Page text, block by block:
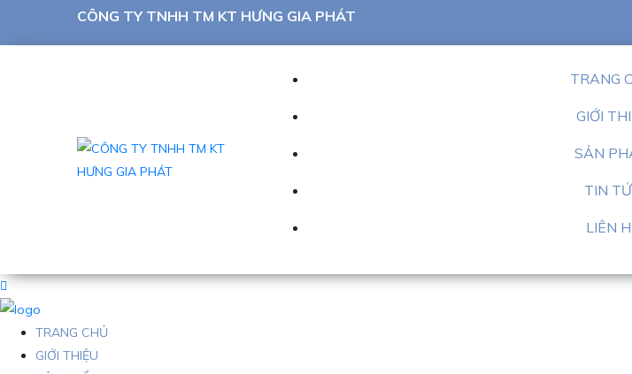
CÔNG TY TNHH TM KT HƯNG GIA PHÁT
TRANG
GIỚI
SẢN
TIN
LIÊN
TRANG CHỦ
GIỚI THIỆU